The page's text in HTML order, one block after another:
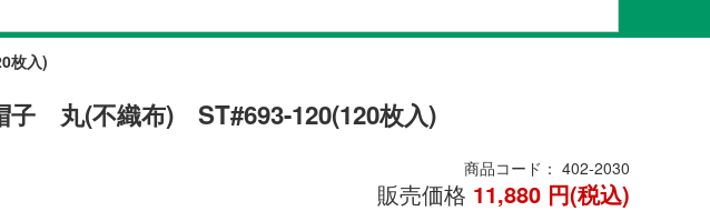
枚入)
子 丸(不織布) ST#693-120(120枚入)
商品コード： 402-2030
販売価格 11,880 円(税込)